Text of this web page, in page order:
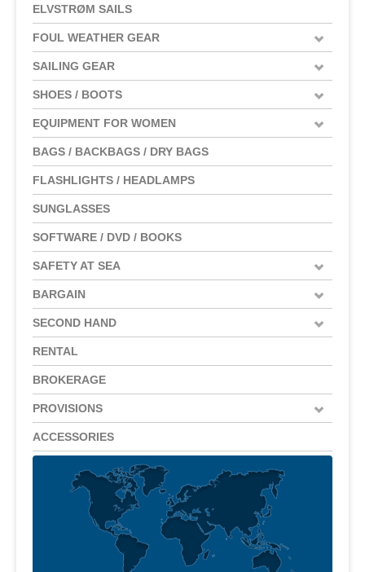
ELVSTRØM SAILS
FOUL WEATHER GEAR
SAILING GEAR
SHOES / BOOTS
EQUIPMENT FOR WOMEN
BAGS / BACKBAGS / DRY BAGS
FLASHLIGHTS / HEADLAMPS
SUNGLASSES
SOFTWARE / DVD / BOOKS
SAFETY AT SEA
BARGAIN
SECOND HAND
RENTAL
BROKERAGE
PROVISIONS
ACCESSORIES